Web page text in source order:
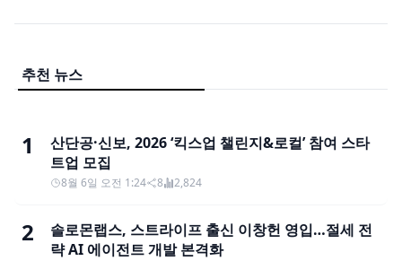
추천 뉴스
1
산단공·신보, 2026 ‘킥스업 챌린지&로컬’ 참여 스타
트업 모집
8월 6일 오전 1:24 8 2,824
2
솔로몬랩스, 스트라이프 출신 이창헌 영입…절세 전
략 AI 에이전트 개발 본격화